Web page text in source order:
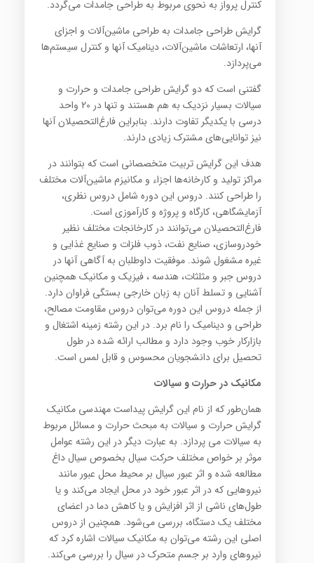
کنترل پرواز به نحوی مربوط به طراحی جامدات می‌گردد.
گرایش طراحی جامدات به طراحی ماشین‌آلات و اجزای
آنها، ارتعاشات ماشین‌آلات، دینامیک آنها و کنترل سیستم‌ها
می‌پردازد.
گفتنی است که دو گرایش طراحی جامدات و حرارت و
سیالات بسیار نزدیک به هم هستند و تنها در 20 واحد
درسی با یکدیگر تفاوت دارند. بنابراین فارغ‌التحصیلان آنها
نیز توانایی‌های مشترک زیادی دارند.
هدف این گرایش تربیت متخصصانی است که بتوانند در
مراکز تولید و کارخانه‌ها اجزاء و مکانیزم ماشین‌آلات مختلف
را طراحی کنند. دروس این دوره شامل دروس نظری،
آزمایشگاهی، کارگاه و پروژه و کارآموزی است.
فارغ‌التحصیلان می‌توانند در کارخانجات مختلف نظیر
خودروسازی، صنایع نفت، ذوب فلزات و صنایع غذایی و
غیره مشغول شوند. موفقیت داوطلبان به آگاهی آنها در
دروس جبر و مثلثات، هندسه ، فیزیک و مکانیک همچنین
آشنایی و تسلط آنان به زبان خارجی بستگی فراوان دارد.
از جمله دروس این دوره می‌توان دروس مقاومت مصالح،
طراحی و دینامیک را نام برد. در این رشته زمینه اشتغال و
بازارکار خوب وجود دارد و مطالب ارائه شده در طول
تحصیل برای دانشجویان محسوس و قابل لمس است.
مکانیک در حرارت و سیالات
همان‌طور که از نام این گرایش پیداست مهندسی مکانیک
گرایش حرارت و سیالات به مبحث حرارت و مسائل مربوط
به سیالات می پردازد. به عبارت دیگر در این رشته عوامل
موثر بر خواص مختلف حرکت سیال بخصوص سیال داغ
مطالعه شده و اثر عبور سیال بر محیط محل عبور مانند
نیروهایی که در اثر عبور خود در محل ایجاد می‌کند و یا
طول‌های ناشی از اثر افزایش و یا کاهش دما در اعضای
مختلف یک دستگاه، بررسی می‌شود. همچنین از دروس
اصلی این رشته می‌توان به مکانیک سیالات اشاره کرد که
نیروهای وارد بر جسم متحرک در سیال را بررسی می‌کند.